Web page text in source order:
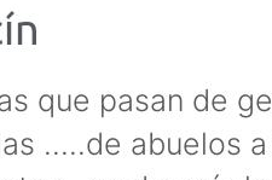
que pasan de
.....de abuelos